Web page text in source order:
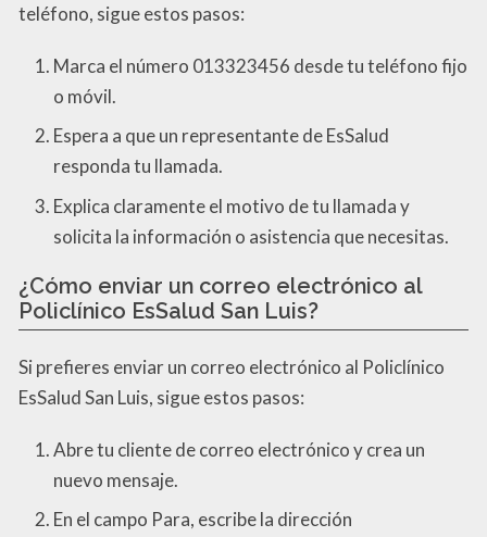
teléfono, sigue estos pasos:
Marca el número 013323456 desde tu teléfono fijo
o móvil.
Espera a que un representante de EsSalud
responda tu llamada.
Explica claramente el motivo de tu llamada y
solicita la información o asistencia que necesitas.
¿Cómo enviar un correo electrónico al
Policlínico EsSalud San Luis?
Si prefieres enviar un correo electrónico al Policlínico
EsSalud San Luis, sigue estos pasos:
Abre tu cliente de correo electrónico y crea un
nuevo mensaje.
En el campo Para, escribe la dirección